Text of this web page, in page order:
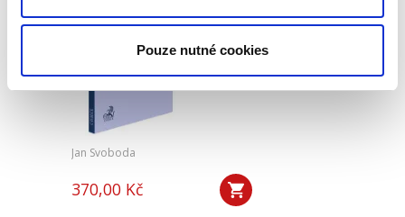
Pouze nutné cookies
Vendor lock-in a
Jan Svoboda
370,00 Kč